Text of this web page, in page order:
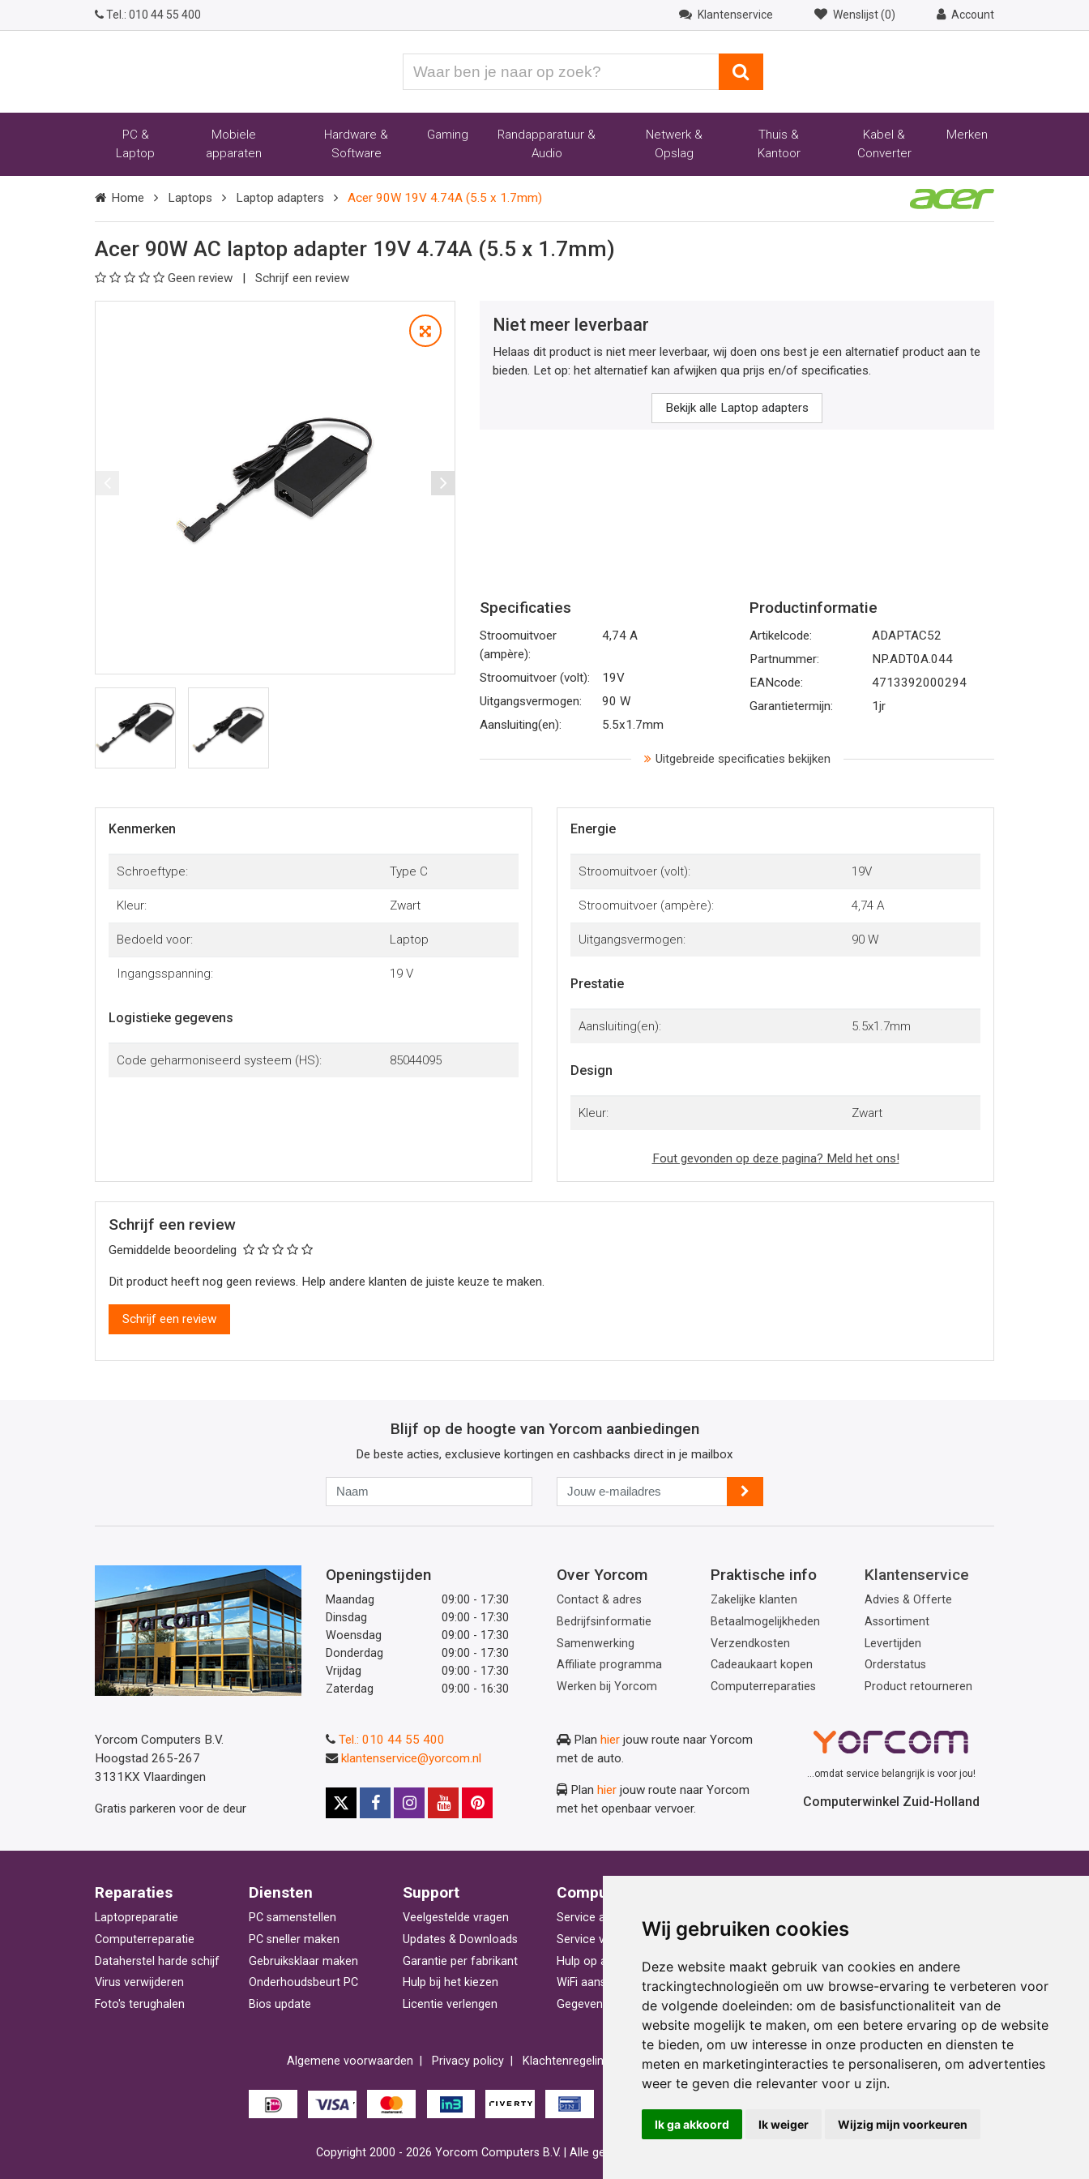
Wij gebruiken cookies
Deze website maakt gebruik van cookies en andere
trackingtechnologieën om uw browse-ervaring te verbeteren voor
de volgende doeleinden: om de basisfunctionaliteit van de
website mogelijk te maken, om een betere ervaring op de website
te bieden, om uw interesse in onze producten en diensten te
meten en marketinginteracties te personaliseren, om advertenties
weer te geven die relevanter voor u zijn.
Ik ga akkoord Ik weiger Wijzig mijn voorkeuren
Tel.: 010 44 55 400 Klantenservice Wenslijst (0) Account
ben
naar
PC &
Laptop
Mobiele
apparaten
Hardware &
Software
Gaming
Randapparatuur &
Audio
Netwerk &
Opslag
Thuis &
Kantoor
Kabel &
Converter
Merken
Home Laptops Laptop adapters Acer 90W 19V 4.74A (5.5 x 1.7mm)
Acer 90W AC laptop adapter 19V 4.74A (5.5 x 1.7mm)
Geen review Schrijf een review
Niet meer leverbaar
Helaas dit product is niet meer leverbaar, wij doen ons best je een alternatief product aan te
bieden. Let op: het alternatief kan afwijken qua prijs en/of specificaties.
Bekijk alle Laptop adapters
Specificaties
Stroomuitvoer
(ampère):
4,74 A
Stroomuitvoer (volt):
19V
Uitgangsvermogen:
90 W
Aansluiting(en):
5.5x1.7mm
Productinformatie
Artikelcode:
ADAPTAC52
Partnummer:
NP.ADT0A.044
EANcode:
4713392000294
Garantietermijn:
1jr
Uitgebreide specificaties bekijken
Kenmerken
Schroeftype: Type C
Kleur: Zwart
Bedoeld voor: Laptop
Ingangsspanning: 19 V
Logistieke gegevens
Code geharmoniseerd systeem (HS): 85044095
Energie
Stroomuitvoer (volt): 19V
Stroomuitvoer (ampère): 4,74 A
Uitgangsvermogen: 90 W
Prestatie
Aansluiting(en): 5.5x1.7mm
Design
Kleur: Zwart
Fout gevonden op deze pagina? Meld het ons!
Schrijf een review
Gemiddelde beoordeling
Dit product heeft nog geen reviews. Help andere klanten de juiste keuze te maken.
Schrijf een review
Blijf op de hoogte van Yorcom aanbiedingen
De beste acties, exclusieve kortingen en cashbacks direct in je mailbox
Jouw
e-
mailadres
Openingstijden
Maandag
09:00 - 17:30
Dinsdag
09:00 - 17:30
Woensdag
09:00 - 17:30
Donderdag
09:00 - 17:30
Vrijdag
09:00 - 17:30
Zaterdag
09:00 - 16:30
Over Yorcom
Contact & adres
Bedrijfsinformatie
Samenwerking
Affiliate programma
Werken bij Yorcom
Praktische info
Zakelijke klanten
Betaalmogelijkheden
Verzendkosten
Cadeaukaart kopen
Computerreparaties
Klantenservice
Advies & Offerte
Assortiment
Levertijden
Orderstatus
Product retourneren
Yorcom Computers B.V.
Hoogstad 265-267
3131KX Vlaardingen
Gratis parkeren voor de deur
Plan hier jouw route naar Yorcom
met de auto.
Plan hier jouw route naar Yorcom
met het openbaar vervoer.
Tel.: 010 44 55 400
klantenservice@yorcom.nl
...omdat service belangrijk is voor jou!
Computerwinkel Zuid-Holland
Reparaties
Laptopreparatie
Computerreparatie
Dataherstel harde schijf
Virus verwijderen
Foto's terughalen
Diensten
PC samenstellen
PC sneller maken
Gebruiksklaar maken
Onderhoudsbeurt PC
Bios update
Support
Veelgestelde vragen
Updates & Downloads
Garantie per fabrikant
Hulp bij het kiezen
Licentie verlengen
Computerhulp
Service aan huis
Service voor bedrijven
Hulp op afstand
WiFi aansluiten
Gegevens herstellen
Statafel huren
Laptop huren
Beamer huren
Racestoel huren
Projectiescherm huren
Cadeau ideeën
Print service
Kortingscode
Algemene voorwaarden Privacy policy Klachtenregeling Reviews Sponsoring Acties
Copyright 2000 - 2026 Yorcom Computers B.V. | Alle getoonde prijzen zijn inclusief btw.